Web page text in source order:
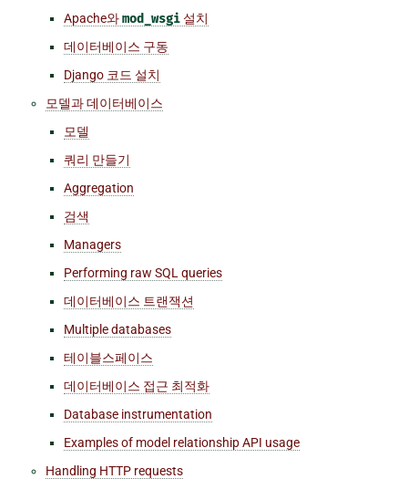
Apache와mod_wsgi설치
데이터베이스 구동
Django 코드 설치
모델과 데이터베이스
모델
쿼리 만들기
Aggregation
검색
Managers
Performing raw SQL queries
데이터베이스 트랜잭션
Multiple databases
테이블스페이스
데이터베이스 접근 최적화
Database instrumentation
Examples of model relationship API usage
Handling HTTP requests